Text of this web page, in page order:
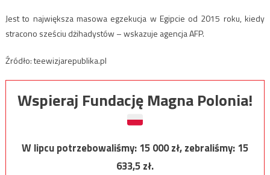
Jest to największa masowa egzekucja w Egipcie od 2015 roku, kiedy
stracono sześciu dżihadystów – wskazuje agencja AFP.
Źródło: teewizjarepublika.pl
Wspieraj Fundację Magna Polonia!
W lipcu potrzebowaliśmy:15 000zł, zebraliśmy:15
633,5zł.